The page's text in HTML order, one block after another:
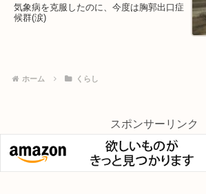
気象病を克服したのに、今度は胸郭出口症
候群(涙)
ホーム くらし
スポンサーリンク